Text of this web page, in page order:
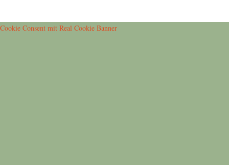
Cookie Consent mit Real Cookie Banner